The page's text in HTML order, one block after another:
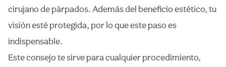
cirujano de párpados. Además del beneficio estético, tu
visión esté protegida, por lo que este paso es
indispensable.
Este consejo te sirve para cualquier procedimiento,